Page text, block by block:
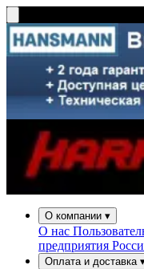
О компании ▾
О нас
предприятия
Оплата и доставка